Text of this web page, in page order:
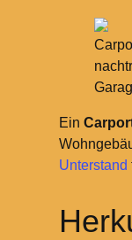
Ein
Unterstand